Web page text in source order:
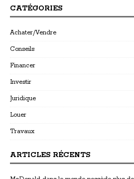
CATÉGORIES
Achater/Vendre
Conseils
Financer
Investir
Juridique
Louer
Travaux
ARTICLES RÉCENTS